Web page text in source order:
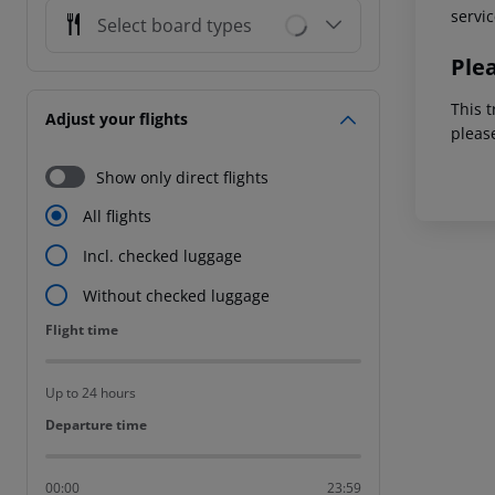
Select board types
Adjust your flights
Show only direct flights
All flights
Incl. checked luggage
Without checked luggage
Flight time
Flight time
Up to 24 hours
Departure time
Departure time
00:00 23:59
This